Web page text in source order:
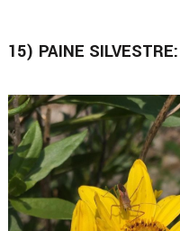
15) PAINE SILVESTRE: